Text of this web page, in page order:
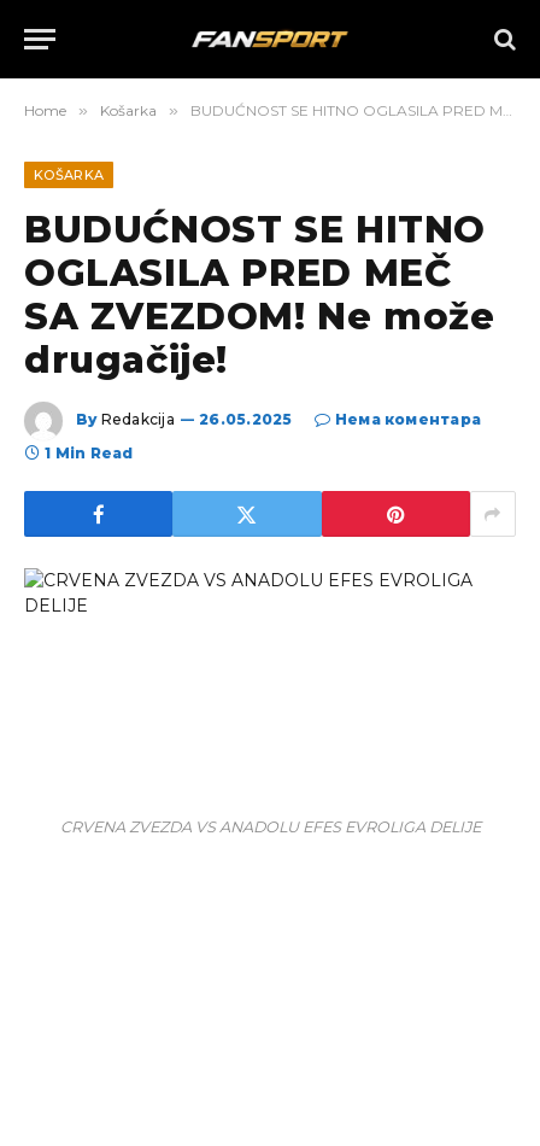
Home » Košarka » BUDUĆNOST SE HITNO OGLASILA PRED MEČ SA ZVEZDOM! Ne može drugačije!
KOŠARKA
BUDUĆNOST SE HITNO
OGLASILA PRED MEČ
SA ZVEZDOM! Ne može
drugačije!
By Redakcija 26.05.2025
Нема коментара
1 Min Read
CRVENA ZVEZDA VS ANADOLU EFES EVROLIGA DELIJE